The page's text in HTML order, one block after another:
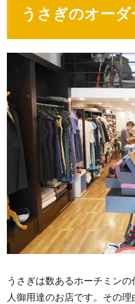
うさぎのオー
うさぎは数あるホーチミン
人御用達のお店です。その